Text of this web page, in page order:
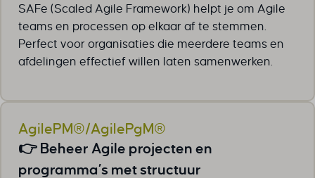
SAFe (Scaled Agile Framework) helpt je om Agile
teams en processen op elkaar af te stemmen.
Perfect voor organisaties die meerdere teams en
afdelingen effectief willen laten samenwerken.
AgilePM®/AgilePgM®
👉 Beheer Agile projecten en
programma’s met structuur